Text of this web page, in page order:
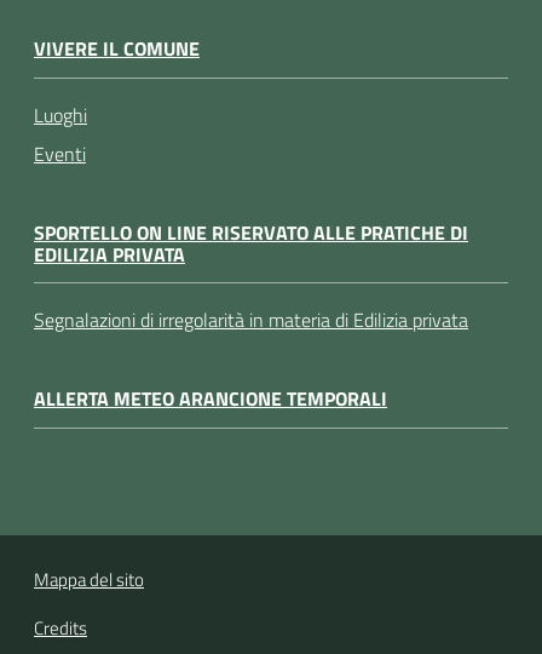
VIVERE IL COMUNE
Luoghi
Eventi
SPORTELLO ON LINE RISERVATO ALLE PRATICHE DI
EDILIZIA PRIVATA
Segnalazioni di irregolarità in materia di Edilizia privata
ALLERTA METEO ARANCIONE TEMPORALI
Mappa del sito
Credits